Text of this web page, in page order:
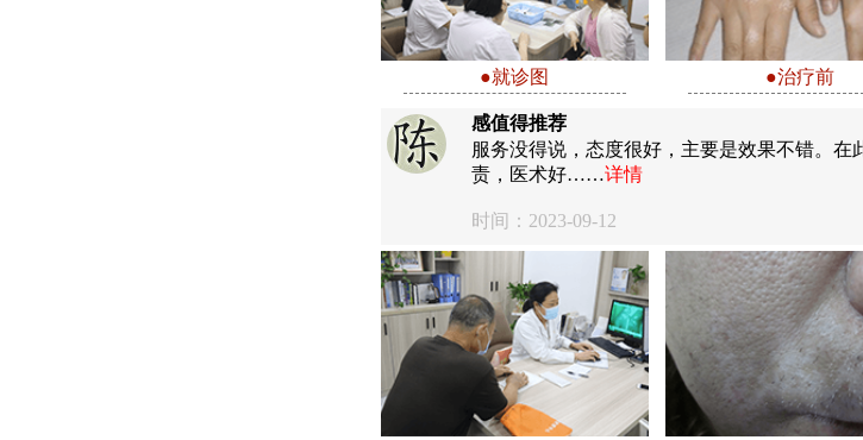
●就诊图 ●治疗前
感值得推荐
服务没得说，态度很好，主要是效果不错。在
责，医术好……详情
时间：2023-09-12